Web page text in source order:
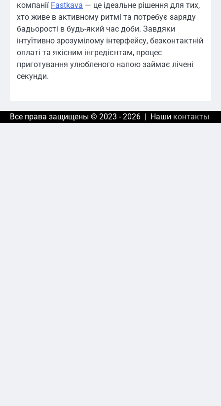
компанії Fastkava — це ідеальне рішення для тих,
хто живе в активному ритмі та потребує заряду
бадьорості в будь-який час доби. Завдяки
інтуїтивно зрозумілому інтерфейсу, безконтактній
оплаті та якісним інгредієнтам, процес
приготування улюбленого напою займає лічені
секунди.
Все права защищены © 2023 - 2026 | Наши контакты